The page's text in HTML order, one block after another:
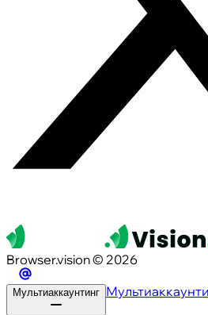
Browser.vision © 2026
Мультиаккаунтинг